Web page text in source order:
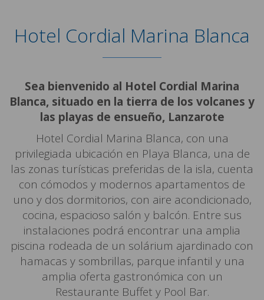
Hotel Cordial Marina Blanca
Sea bienvenido al Hotel Cordial Marina
Blanca, situado en la tierra de los volcanes y
las playas de ensueño, Lanzarote
Hotel Cordial Marina Blanca, con una
privilegiada ubicación en Playa Blanca, una de
las zonas turísticas preferidas de la isla, cuenta
con cómodos y modernos apartamentos de
uno y dos dormitorios, con aire acondicionado,
cocina, espacioso salón y balcón. Entre sus
instalaciones podrá encontrar una amplia
piscina rodeada de un solárium ajardinado con
hamacas y sombrillas, parque infantil y una
amplia oferta gastronómica con un
Restaurante Buffet y Pool Bar.